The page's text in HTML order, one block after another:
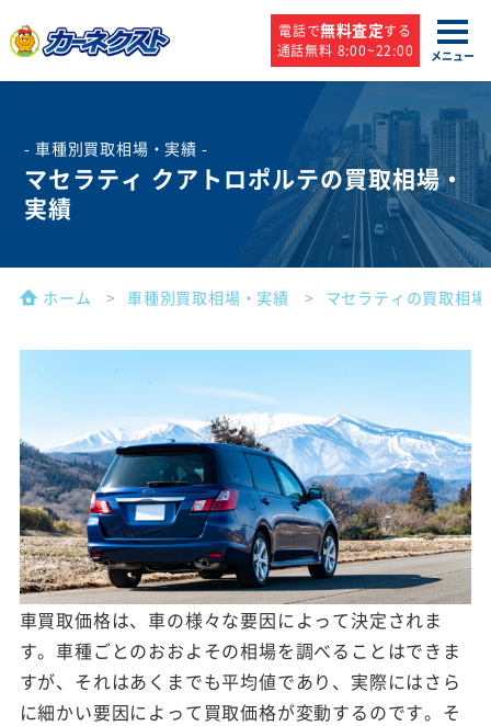
電話で無料査定する
通話無料 8:00~22:00
メニュー
- 車種別買取相場・実績 -
マセラティ クアトロポルテの買取相場・
実績
ホーム 車種別買取相場・実績 マセラティの買取相
車買取価格は、車の様々な要因によって決定されま
す。車種ごとのおおよその相場を調べることはできま
すが、それはあくまでも平均値であり、実際にはさら
に細かい要因によって買取価格が変動するのです。そ